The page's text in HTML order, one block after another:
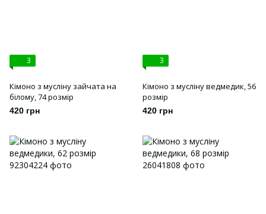
3
Кімоно з мусліну зайчата на
білому, 74 розмір
420 грн
3
Кімоно з мусліну ведмедик, 56
розмір
420 грн